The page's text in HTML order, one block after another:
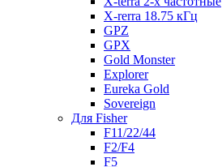
X-rerra 18.75 кГц
GPZ
GPX
Gold Monster
Explorer
Eureka Gold
Sovereign
Для Fisher
F11/22/44
F2/F4
F5